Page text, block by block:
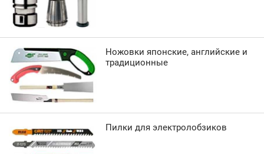
Ножовки японские, английские и
традиционные
Пилки для электролобзиков